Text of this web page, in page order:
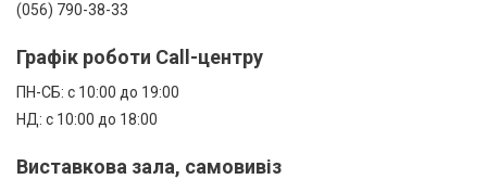
(056) 790-38-33
Графік роботи Call-центру
ПН-СБ: с 10:00 до 19:00
НД: с 10:00 до 18:00
Виставкова зала, самовивіз